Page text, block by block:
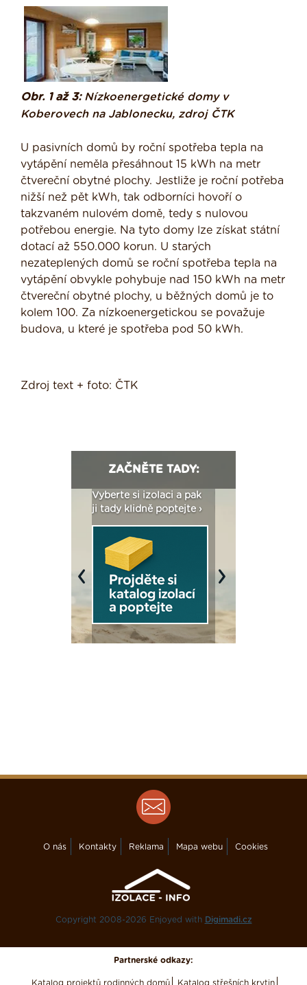
Obr. 1 až 3: Nízkoenergetické domy v
Koberovech na Jablonecku, zdroj ČTK
U pasivních domů by roční spotřeba tepla na
vytápění neměla přesáhnout 15 kWh na metr
čtvereční obytné plochy. Jestliže je roční potřeba
nižší než pět kWh, tak odborníci hovoří o
takzvaném nulovém domě, tedy s nulovou
potřebou energie. Na tyto domy lze získat státní
dotací až 550.000 korun. U starých
nezateplených domů se roční spotřeba tepla na
vytápění obvykle pohybuje nad 150 kWh na metr
čtvereční obytné plochy, u běžných domů je to
kolem 100. Za nízkoenergetickou se považuje
budova, u které je spotřeba pod 50 kWh.
Zdroj text + foto: ČTK
ZAČNĚTE TADY:
Vyberte si izolaci a pak
ji tady klidně poptejte ›
Previous Next
O nás Kontakty Reklama Mapa webu Cookies
Copyright 2008-2026 Enjoyed with Digimadi.cz
Partnerské odkazy:
Katalog projektů rodinných domů Katalog střešních krytin